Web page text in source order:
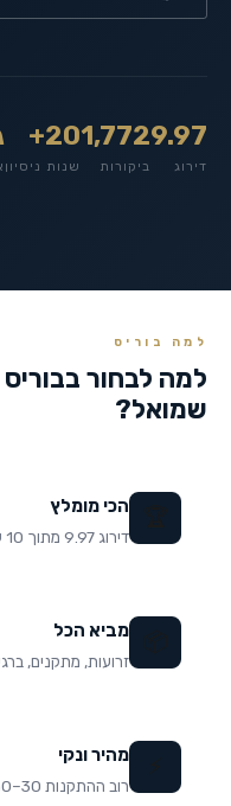
9.97
דירוג
1,772
ביקורות
20+
שנות ניסיון
למה בוריס
למה לבחור
שמואל?
הכי מומלץ
דירוג 9.97 מתוך 10 עם 1,772 ביקורות מאומתות.
מביא הכל
זרועות, מתקנים,
מהיר ונקי
רוב ההתקנות 30–60 דקות. עבודה נקייה ללא אבק.